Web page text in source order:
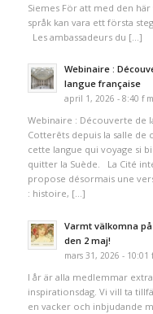
Siemes För att med den
språk kan vara ett första
Les ambassadeurs du […]
Webinaire :
langue française
april 1, 2026 - 8:40 f m
Webinaire : Découverte de
Cotterêts depuis la salle
cette langue qui voyage si
quitter la Suède. La Cité
propose désormais une
: histoire, […]
Varmt välkomna
den 2 maj!
mars 31, 2026 - 10:01
I år är alla medlemmar
inspirationsdag. Vi vill ta
en vacker och inbjudande